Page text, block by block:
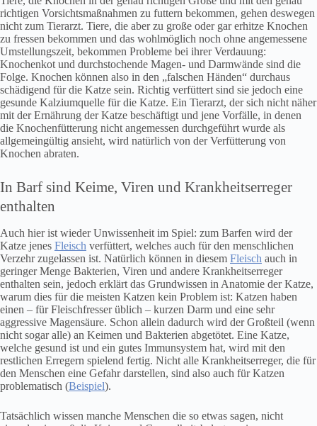
richtigen Vorsichtsmaßnahmen zu futtern bekommen, gehen deswegen
nicht zum Tierarzt. Tiere, die aber zu große oder gar erhitze Knochen
zu fressen bekommen und das wohlmöglich noch ohne angemessene
Umstellungszeit, bekommen Probleme bei ihrer Verdauung:
Knochenkot und durchstochende Magen- und Darmwände sind die
Folge. Knochen können also in den „falschen Händen“ durchaus
schädigend für die Katze sein. Richtig verfüttert sind sie jedoch eine
gesunde Kalziumquelle für die Katze. Ein Tierarzt, der sich nicht näher
mit der Ernährung der Katze beschäftigt und jene Vorfälle, in denen
die Knochenfütterung nicht angemessen durchgeführt wurde als
allgemeingültig ansieht, wird natürlich von der Verfütterung von
Knochen abraten.
In Barf sind Keime, Viren und Krankheitserreger
enthalten
Auch hier ist wieder Unwissenheit im Spiel: zum Barfen wird der
Katze jenes Fleisch verfüttert, welches auch für den menschlichen
Verzehr zugelassen ist. Natürlich können in diesem Fleisch auch in
geringer Menge Bakterien, Viren und andere Krankheitserreger
enthalten sein, jedoch erklärt das Grundwissen in Anatomie der Katze,
warum dies für die meisten Katzen kein Problem ist: Katzen haben
einen – für Fleischfresser üblich – kurzen Darm und eine sehr
aggressive Magensäure. Schon allein dadurch wird der Großteil (wenn
nicht sogar alle) an Keimen und Bakterien abgetötet. Eine Katze,
welche gesund ist und ein gutes Immunsystem hat, wird mit den
restlichen Erregern spielend fertig. Nicht alle Krankheitserreger, die für
den Menschen eine Gefahr darstellen, sind also auch für Katzen
problematisch (Beispiel).
Tatsächlich wissen manche Menschen die so etwas sagen, nicht